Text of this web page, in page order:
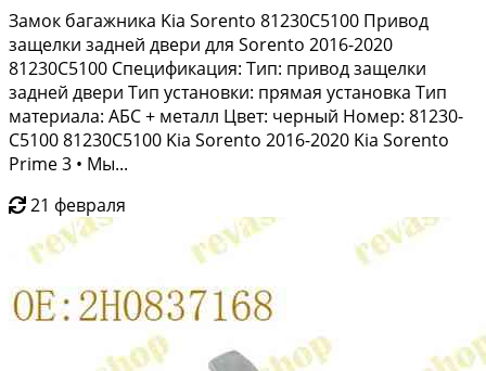
Замок багажника Kia Sorento 81230C5100 Привод
защелки задней двери для Sorento 2016-2020
81230C5100 Спецификация: Тип: привод защелки
задней двери Тип установки: прямая установка Тип
материала: АБС + металл Цвет: черный Номер: 81230-
C5100 81230C5100 Kia Sorento 2016-2020 Kia Sorento
Prime 3 • Мы...
21 февраля